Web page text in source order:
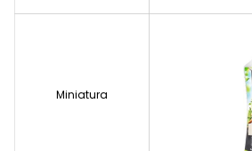
Miniatura